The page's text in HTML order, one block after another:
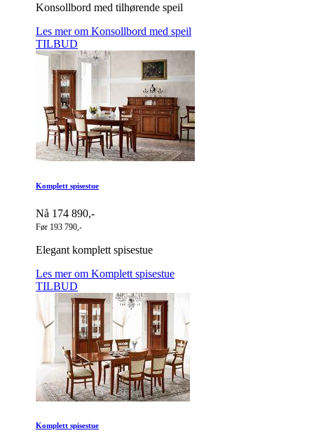
Konsollbord med tilhørende speil
Les mer om Konsollbord med speil
TILBUD
Komplett spisestue
Nå 174 890,-
Før 193 790,-
Elegant komplett spisestue
Les mer om Komplett spisestue
TILBUD
Komplett spisestue